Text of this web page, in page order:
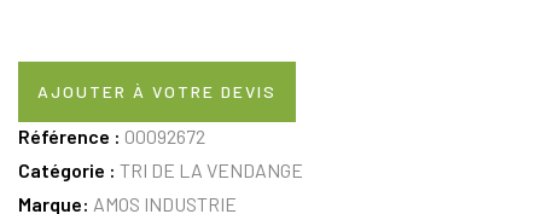
AJOUTER À VOTRE DEVIS
Référence : 00092672
Catégorie : TRI DE LA VENDANGE
Marque: AMOS INDUSTRIE